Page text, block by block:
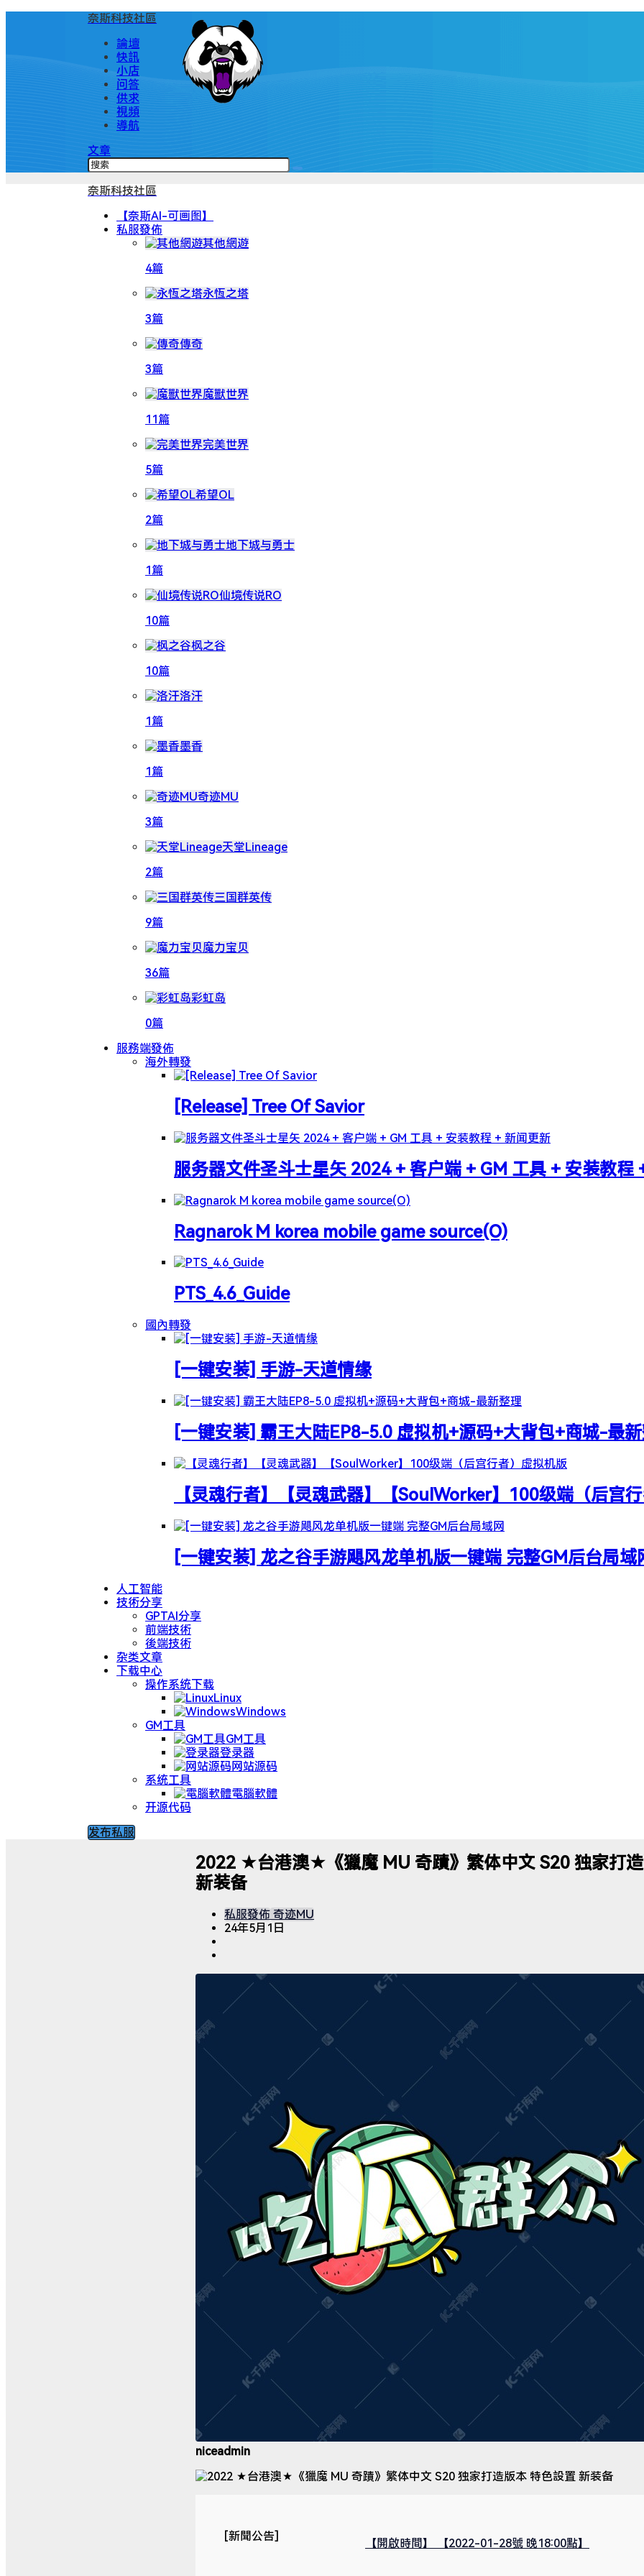
奈斯科技社區
論壇
快訊
小店
问答
供求
視頻
導航
文章
奈斯科技社區
【奈斯AI-可画图】
私服發佈
其他網遊
4篇
永恆之塔
3篇
傳奇
3篇
魔獸世界
11篇
完美世界
5篇
希望OL
2篇
地下城与勇士
1篇
仙境传说RO
10篇
枫之谷
10篇
洛汗
1篇
墨香
1篇
奇迹MU
3篇
天堂Lineage
2篇
三国群英传
9篇
魔力宝贝
36篇
彩虹岛
0篇
服務端發佈
海外轉發
[Release] Tree Of Savior
服务器文件圣斗士星矢 2024 + 客户端 + GM 工具 + 安装教程
Ragnarok M korea mobile game source(O)
PTS_4.6_Guide
國內轉發
[一键安装] 手游-天道情缘
[一键安装] 霸王大陆EP8-5.0 虚拟机+源码+大背包+商城-最
【灵魂行者】【灵魂武器】【SoulWorker】100级端（后宫
[一键安装] 龙之谷手游飓风龙单机版一键端 完整GM后台局域
人工智能
技術分享
GPTAI分享
前端技術
後端技術
杂类文章
下载中心
操作系统下载
Linux
Windows
GM工具
GM工具
登录器
网站源码
系统工具
電腦軟體
开源代码
发布私服
2022 ★台港澳★《獵魔 MU 奇蹟》繁体中文 S20 独家打
新装备
私服發佈 奇迹MU
24年5月1日
niceadmin
[新聞公告]
【開啟時間】 【2022-01-28號 晚18:00點】